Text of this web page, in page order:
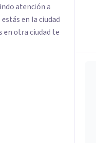
atención a
en la ciudad
en otra ciudad te